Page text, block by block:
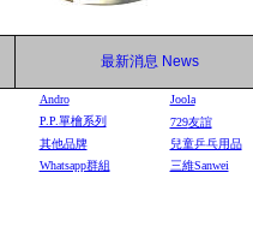
最新消息 News
Andro Joola
P.P.單檜系列 729友誼
其他品牌 兒童乒乓用品
Whatsapp群組 三維Sanwei